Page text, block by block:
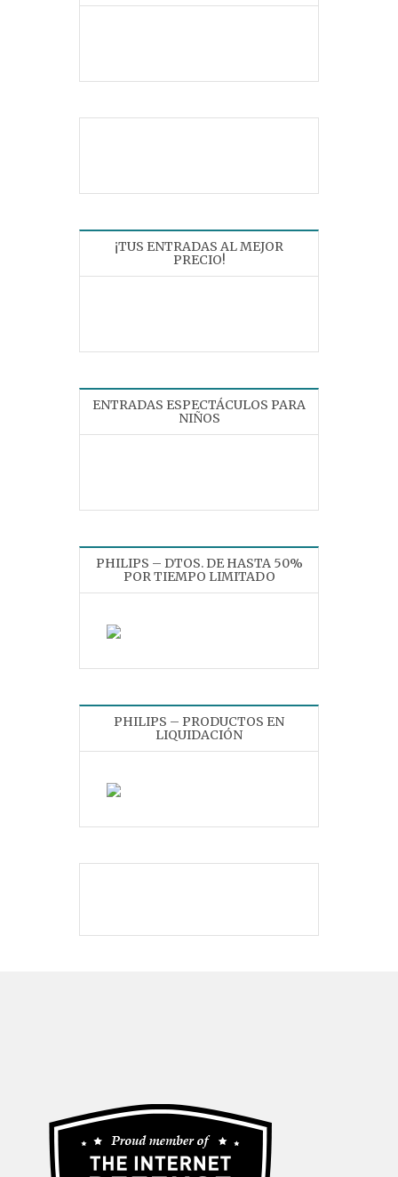
¡TUS ENTRADAS AL MEJOR
PRECIO!
ENTRADAS ESPECTÁCULOS PARA
NIÑOS
PHILIPS – DTOS. DE HASTA 50%
POR TIEMPO LIMITADO
PHILIPS – PRODUCTOS EN
LIQUIDACIÓN